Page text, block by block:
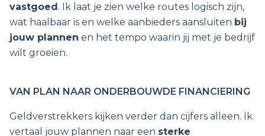
vastgoed. Ik laat je zien welke routes logisch zijn,
wat haalbaar is en welke aanbieders aansluiten bij
jouw plannen en het tempo waarin jij met je bedrijf
wilt groeien.
VAN PLAN NAAR ONDERBOUWDE FINANCIERING
Geldverstrekkers kijken verder dan cijfers alleen. Ik
vertaal jouw plannen naar een sterke